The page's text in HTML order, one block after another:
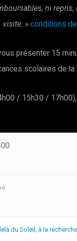
ni
visite. » conditions
présenter 15
scolaires de
/ 15h30 /
du Soleil, à la recherche